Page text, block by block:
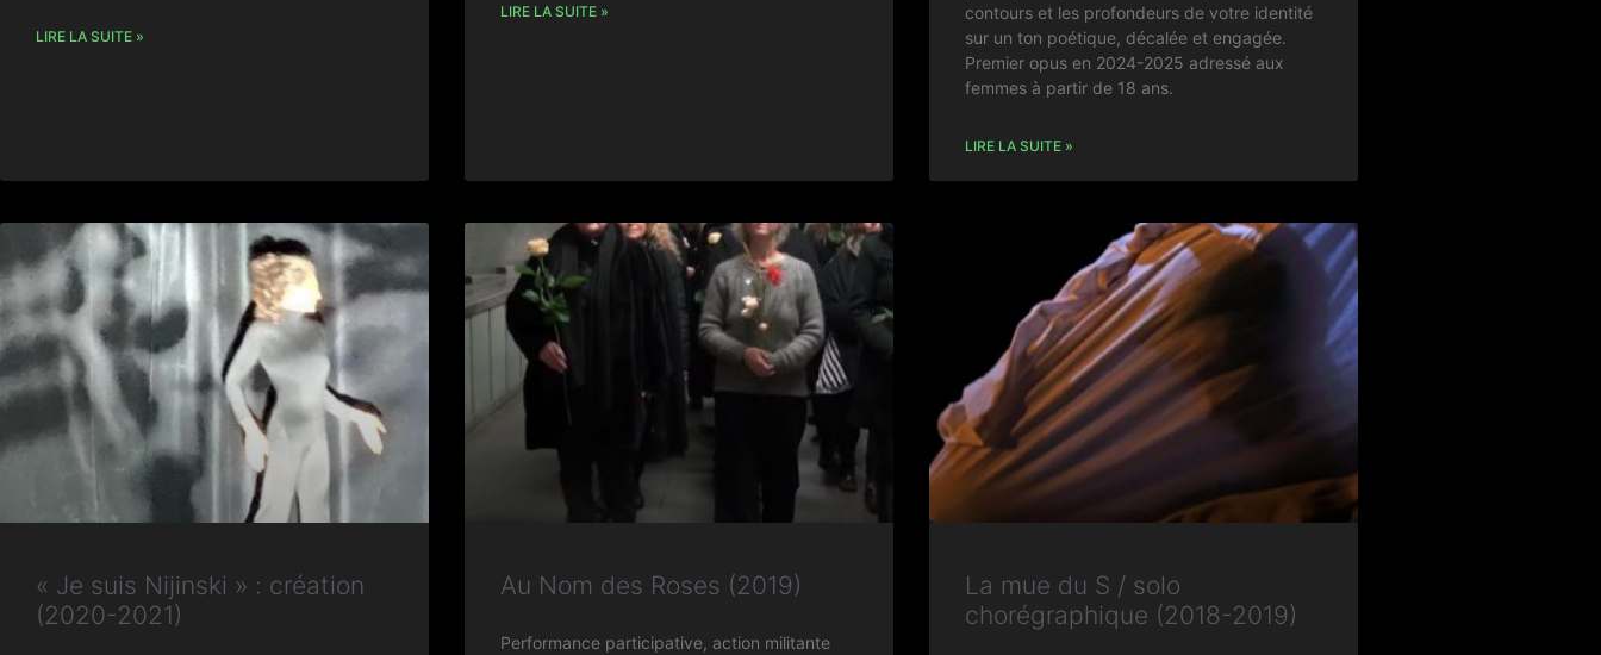
LIRE LA SUITE »
LIRE LA SUITE »
contours et les profondeurs de votre identité
sur un ton poétique, décalée et engagée.
Premier opus en 2024-2025 adressé aux
femmes à partir de 18 ans.
LIRE LA SUITE »
« Je suis Nijinski » : création
(2020-2021)
Au Nom des Roses (2019)
Performance participative, action militante
La mue du S / solo
chorégraphique (2018-2019)